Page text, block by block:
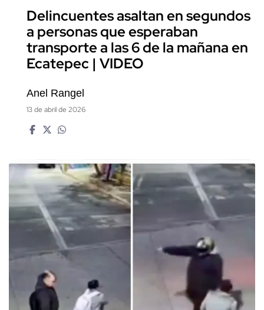
Delincuentes asaltan en segundos
a personas que esperaban
transporte a las 6 de la mañana en
Ecatepec | VIDEO
Anel Rangel
13 de abril de 2026